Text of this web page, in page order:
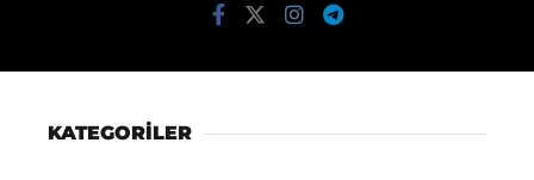
KATEGORİLER